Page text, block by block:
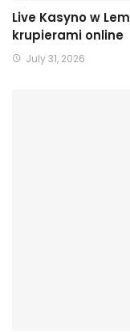
Live Kasyno w
krupierami online
July 31, 2026